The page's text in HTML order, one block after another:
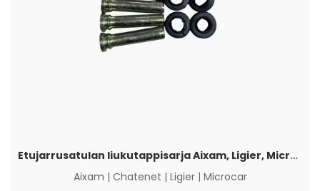
Etujarrusatulan liukutappisarja Aixam, Ligier, Microcar & Chatenet
Aixam | Chatenet | Ligier| Microcar